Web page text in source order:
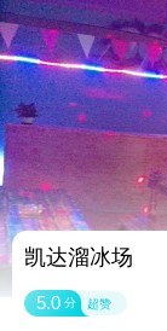
凯达溜冰场
5.0 分 超赞
